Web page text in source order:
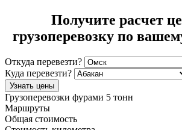
Получите расчет
грузоперевозку по
Откуда перевезти?
Куда перевезти?
Узнать цены
Грузоперевозки фурами 5 тонн
Маршруты
Общая стоимость